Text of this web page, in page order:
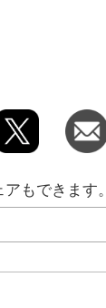
もできます。